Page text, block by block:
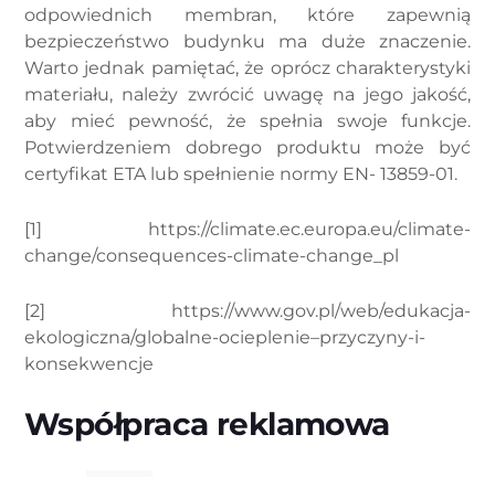
odpowiednich membran, które zapewnią
bezpieczeństwo budynku ma duże znaczenie.
Warto jednak pamiętać, że oprócz charakterystyki
materiału, należy zwrócić uwagę na jego jakość,
aby mieć pewność, że spełnia swoje funkcje.
Potwierdzeniem dobrego produktu może być
certyfikat ETA lub spełnienie normy EN- 13859-01.
[1] https://climate.ec.europa.eu/climate-
change/consequences-climate-change_pl
[2] https://www.gov.pl/web/edukacja-
ekologiczna/globalne-ocieplenie–przyczyny-i-
konsekwencje
Współpraca reklamowa